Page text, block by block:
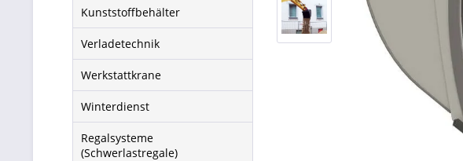
Kunststoffbehälter
Verladetechnik
Werkstattkrane
Winterdienst
Regalsysteme
(Schwerlastregale)